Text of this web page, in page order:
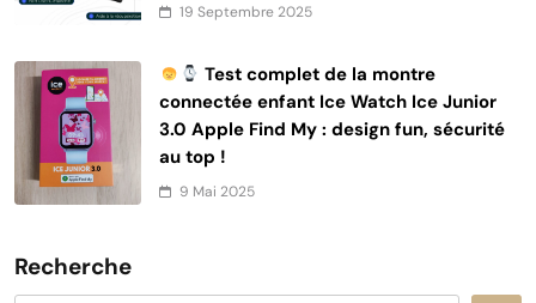
19 Septembre 2025
Test complet de la montre
connectée enfant Ice Watch Ice Junior
3.0 Apple Find My : design fun, sécurité
au top !
9 Mai 2025
Recherche